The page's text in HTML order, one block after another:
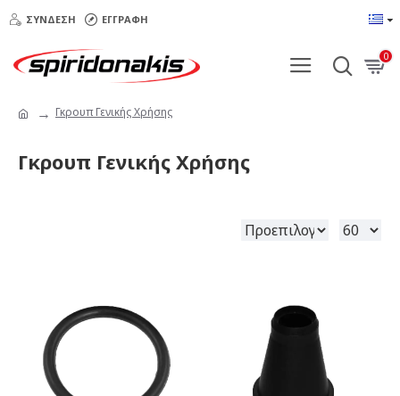
ΣΎΝΔΕΣΗ ΕΓΓΡΑΦΉ
0
Γκρουπ Γενικής Χρήσης
Γκρουπ Γενικής Χρήσης